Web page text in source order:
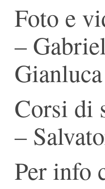
Foto e
–
Corsi di
–
Per info